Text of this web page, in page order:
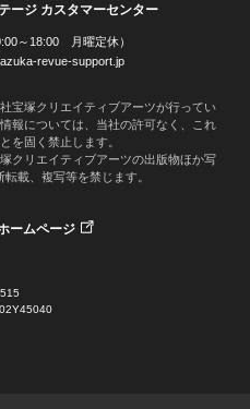
ージ カスタマーセンター
～18:00 月曜定休）
revue-support.jp
宝塚クリエイティブアーツが行ってい
報については、当社の許可なく、これ
を固く禁止します。
クリエイティブアーツの出版物ほか写
載、複写等を禁じます。
ームページ